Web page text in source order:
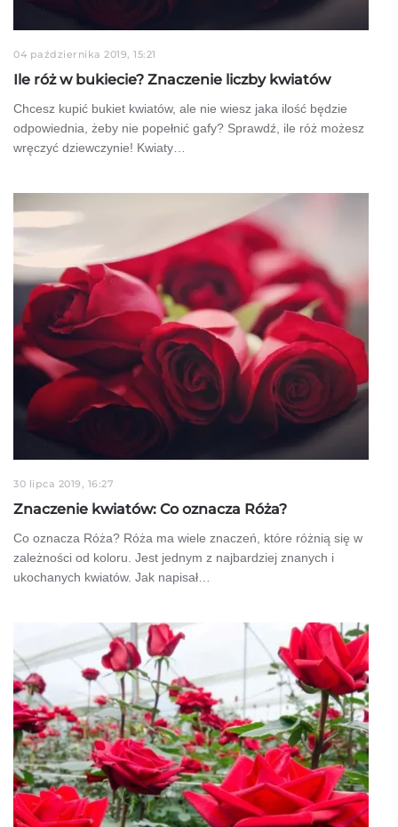
04 października 2019, 15:21
Ile róż w bukiecie? Znaczenie liczby kwiatów
Chcesz kupić bukiet kwiatów, ale nie wiesz jaka ilość będzie
odpowiednia, żeby nie popełnić gafy? Sprawdź, ile róż możesz
wręczyć dziewczynie! Kwiaty…
30 lipca 2019, 16:27
Znaczenie kwiatów: Co oznacza Róża?
Co oznacza Róża? Róża ma wiele znaczeń, które różnią się w
zależności od koloru. Jest jednym z najbardziej znanych i
ukochanych kwiatów. Jak napisał…